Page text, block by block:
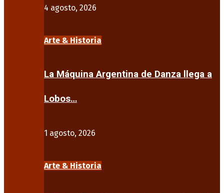
4 agosto, 2026
Arte & Historia
La Máquina Argentina de Danza llega a
Lobos…
1 agosto, 2026
Arte & Historia